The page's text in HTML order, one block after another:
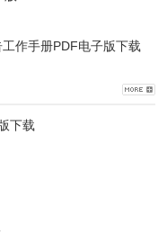
作手册PDF电子版下载
下载